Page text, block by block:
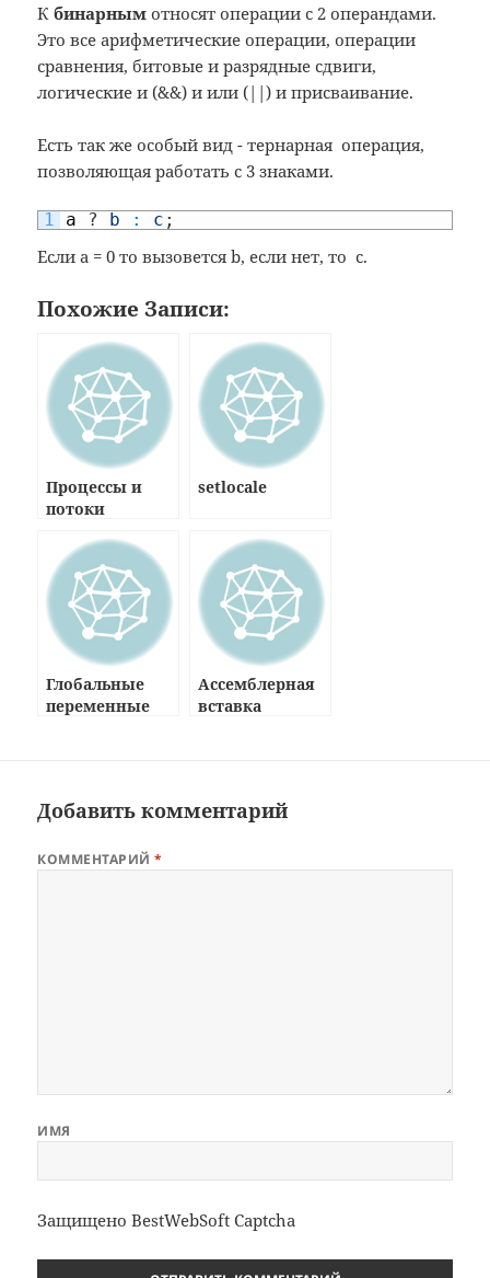
Кбинарным относят операции с 2 операндами.
Это все арифметические операции, операции
сравнения, битовые и разрядные сдвиги,
логические и (&&) и или (||) и присваивание.
Есть так же особый вид - тернарная операция,
позволяющая работать с 3 знаками.
1 a ? b : c ;
Если a = 0 то вызовется b, если нет, то c.
Похожие Записи:
Процессы и
потоки
setlocale
Глобальные
переменные
Ассемблерная
вставка
Добавить комментарий
КОММЕНТАРИЙ*
ИМЯ
Защищено BestWebSoft Captcha